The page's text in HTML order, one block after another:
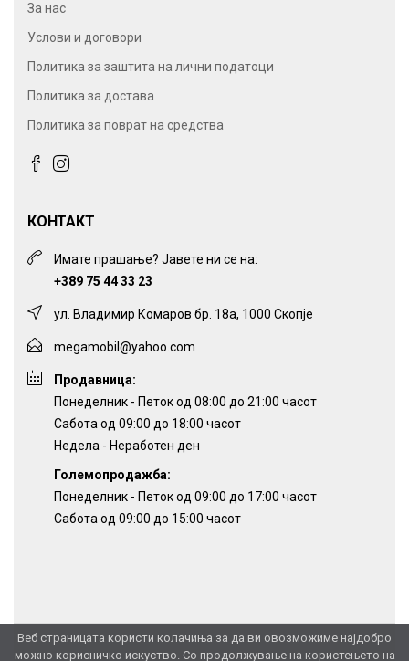
Веб страницата користи колачиња за да ви овозможиме најдобро
можно корисничко искуство. Со продолжување на користењето на
За нас
Услови и договори
Политика за заштита на лични податоци
Политика за достава
Политика за поврат на средства
КОНТАКТ
Имате прашање? Јавете ни се на:
+389 75 44 33 23
ул. Владимир Комаров бр. 18а, 1000 Скопје
megamobil@yahoo.com
Продавница:
Понеделник - Петок од 08:00 до 21:00 часот
Сабота од 09:00 до 18:00 часот
Недела - Неработен ден
Големопродажба:
Понеделник - Петок од 09:00 до 17:00 часот
Сабота од 09:00 до 15:00 часот